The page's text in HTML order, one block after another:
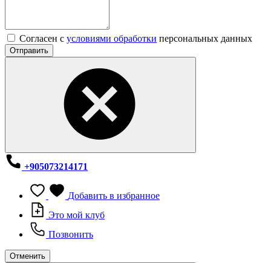
Согласен с условиями обработки персональных данных
Отправить
+905073214171
Добавить в избранное
Это мой клуб
Позвонить
Отменить